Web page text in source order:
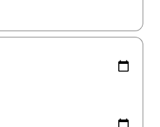
'ऐरो की' का इस्तेमाल करके नेविगेट